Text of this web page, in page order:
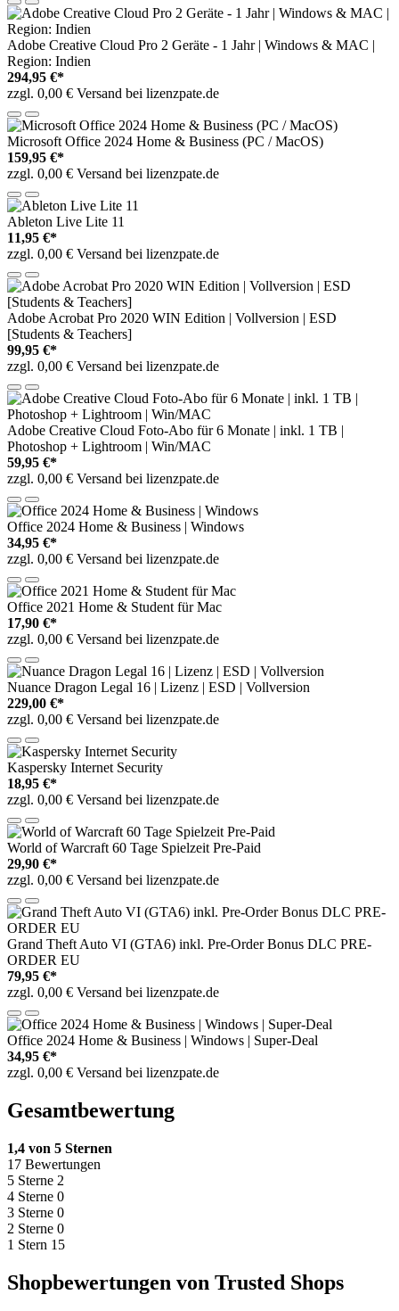
Adobe Creative Cloud Pro 2 Geräte - 1 Jahr | Windows & MAC |
Region: Indien
294,95 €*
zzgl. 0,00 € Versand bei lizenzpate.de
Microsoft Office 2024 Home & Business (PC / MacOS)
159,95 €*
zzgl. 0,00 € Versand bei lizenzpate.de
Ableton Live Lite 11
11,95 €*
zzgl. 0,00 € Versand bei lizenzpate.de
Adobe Acrobat Pro 2020 WIN Edition | Vollversion | ESD
[Students & Teachers]
99,95 €*
zzgl. 0,00 € Versand bei lizenzpate.de
Adobe Creative Cloud Foto-Abo für 6 Monate | inkl. 1 TB |
Photoshop + Lightroom | Win/MAC
59,95 €*
zzgl. 0,00 € Versand bei lizenzpate.de
Office 2024 Home & Business | Windows
34,95 €*
zzgl. 0,00 € Versand bei lizenzpate.de
Office 2021 Home & Student für Mac
17,90 €*
zzgl. 0,00 € Versand bei lizenzpate.de
Nuance Dragon Legal 16 | Lizenz | ESD | Vollversion
229,00 €*
zzgl. 0,00 € Versand bei lizenzpate.de
Kaspersky Internet Security
18,95 €*
zzgl. 0,00 € Versand bei lizenzpate.de
World of Warcraft 60 Tage Spielzeit Pre-Paid
29,90 €*
zzgl. 0,00 € Versand bei lizenzpate.de
Grand Theft Auto VI (GTA6) inkl. Pre-Order Bonus DLC PRE-
ORDER EU
79,95 €*
zzgl. 0,00 € Versand bei lizenzpate.de
Office 2024 Home & Business | Windows | Super-Deal
34,95 €*
zzgl. 0,00 € Versand bei lizenzpate.de
Gesamtbewertung
1,4 von 5 Sternen
17 Bewertungen
5 Sterne 2
4 Sterne 0
3 Sterne 0
2 Sterne 0
1 Stern 15
Shopbewertungen von Trusted Shops